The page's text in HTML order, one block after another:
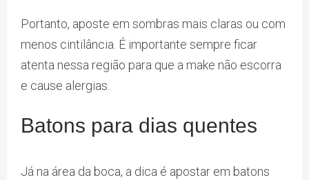
Portanto, aposte em sombras mais claras ou com
menos cintilância. É importante sempre ficar
atenta nessa região para que a make não escorra
e cause alergias.
Batons para dias quentes
Já na área da boca, a dica é apostar em batons